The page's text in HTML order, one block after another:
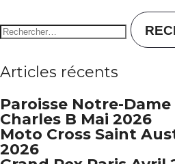
Articles récents
Paroisse Notre-Dame
Charles B Mai 2026
Moto Cross Saint
2026